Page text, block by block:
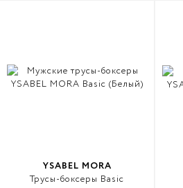
YSABEL MORA
Трусы-боксеры Basic